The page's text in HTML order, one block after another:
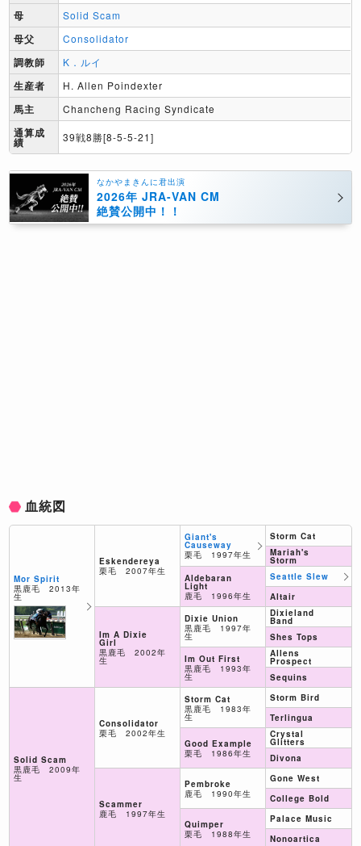
母 Solid Scam
母父 Consolidator
調教師 K．ルイ
生産者 H. Allen Poindexter
馬主 Chancheng Racing Syndicate
通算成
績 39戦8勝[8-5-5-21]
なかやまきんに君出演
2026年 JRA-VAN CM
絶賛公開中！！
血統図
Mor Spirit
黒鹿毛 2013年
生
Solid Scam
黒鹿毛 2009年
生
Eskendereya
栗毛 2007年生
Im A Dixie
Girl
黒鹿毛 2002年
生
Consolidator
栗毛 2002年生
Scammer
鹿毛 1997年生
Giant's
Causeway
栗毛 1997年生
Aldebaran
Light
鹿毛 1996年生
Dixie Union
黒鹿毛 1997年
生
Im Out First
黒鹿毛 1993年
生
Storm Cat
黒鹿毛 1983年
生
Good Example
栗毛 1986年生
Pembroke
鹿毛 1990年生
Quimper
栗毛 1988年生
Storm Cat
Mariah's
Storm
Seattle Slew
Altair
Dixieland
Band
Shes Tops
Allens
Prospect
Sequins
Storm Bird
Terlingua
Crystal
Glitters
Divona
Gone West
College Bold
Palace Music
Nonoartica